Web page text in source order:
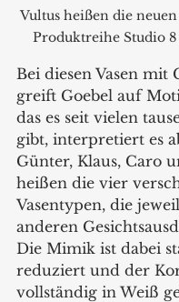
Vultus heißen die neuen
Produktreihe Studio 8
Bei diesen Vasen mit
greift Goebel auf
das es seit vielen
gibt, interpretiert es
Günter, Klaus, Caro
heißen die vier
Vasentypen, die
anderen
Die Mimik ist dabei
reduziert und der
vollständig in Weiß